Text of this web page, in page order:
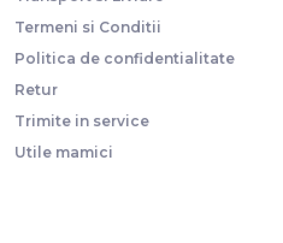
Termeni si Conditii
Politica de confidentialitate
Retur
Trimite in service
Utile mamici